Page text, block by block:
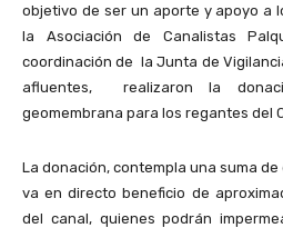
objetivo de ser un aporte y apoyo a
la Asociación de Canalistas
coordinación de la Junta de
afluentes, realizaron la
geomembrana para los regantes del
La donación, contempla una suma
va en directo beneficio de
del canal, quienes podrán